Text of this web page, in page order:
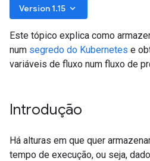
Version 1.15 keyboard_arrow_down
Este tópico explica como
num segredo do Kubernetes e
variáveis de fluxo num fluxo de
Introdução
Há alturas em que quer
tempo de execução, ou seja,